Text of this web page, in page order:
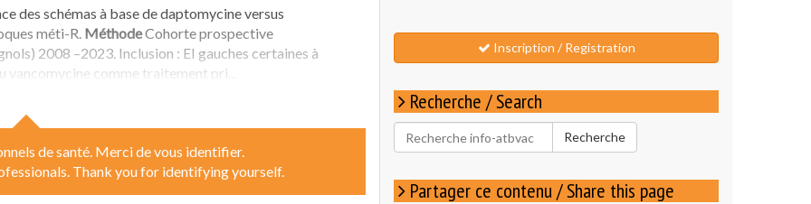
des schémas à base de daptomycine versus
méti-R. MéthodeCohorte prospective
2008 –2023. Inclusion : EI gauches certaines à
comme traitement pri...
de santé. Merci de vous identifier.
Thank you for identifying yourself.
Inscription / Registration
Recherche / Search
Rechercher
pour
Recherche
Partager ce contenu / Share this page